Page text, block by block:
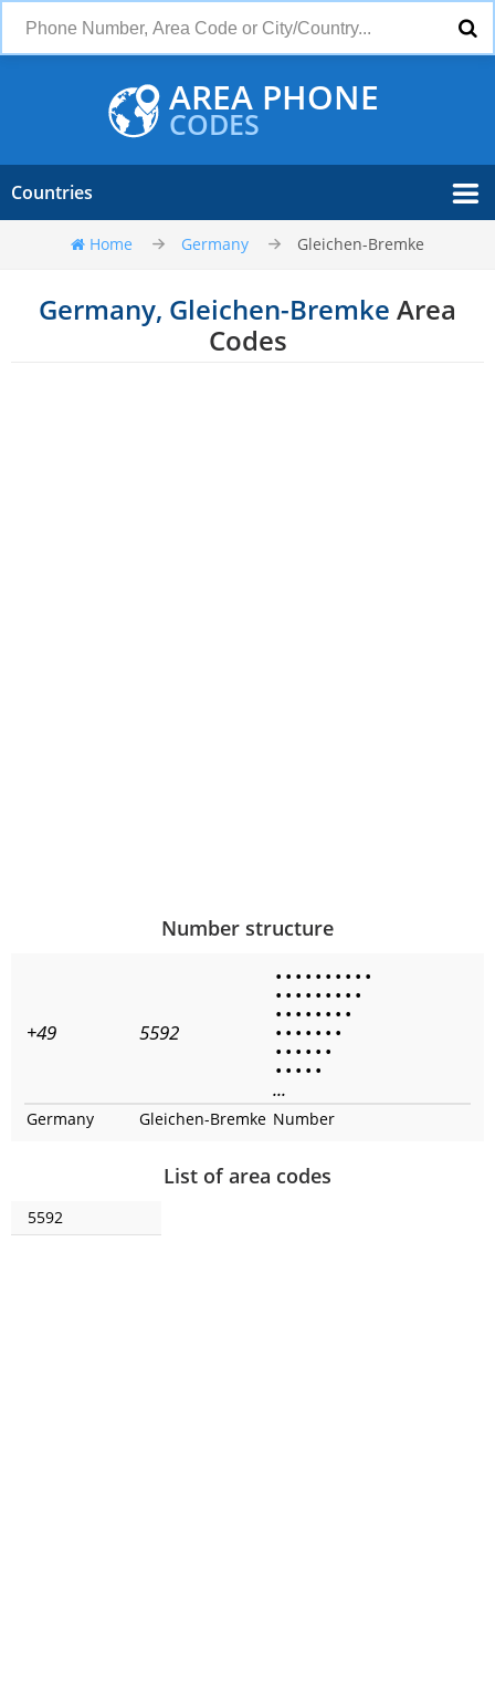
AREA PHONE
CODES
Countries
Home Germany Gleichen-Bremke
Germany, Gleichen-Bremke Area
Codes
Number structure
+49 5592
• • • • • • • • • •
• • • • • • • • •
• • • • • • • •
• • • • • • •
• • • • • •
• • • • •
...
Germany Gleichen-Bremke Number
List of area codes
5592